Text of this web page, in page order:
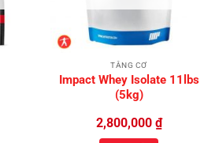
TĂNG CƠ
Impact Whey Isolate 11lbs
(5kg)
2,800,000 ₫